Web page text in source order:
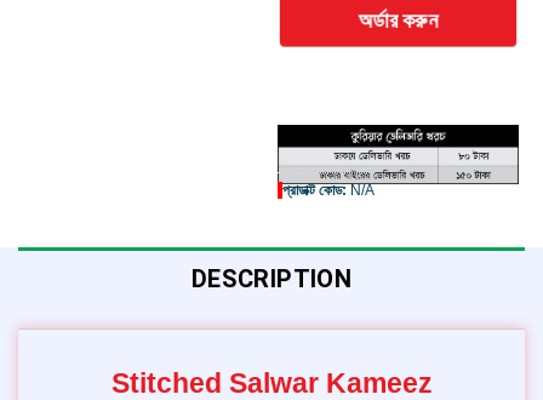
অর্ডার করুন
প্রোডাক্ট কোড:N/A
DESCRIPTION
Stitched Salwar Kameez